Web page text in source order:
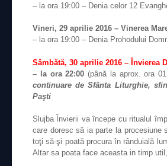
– la ora 19:00 – Denia celor 12
Vineri, 29 aprilie 2016 – Vinerea
– la ora 19:00 – Denia Prohodului
Sâmbătă, 30 aprilie 2016 – Învierea
– la ora 22:00(până la aprox. ora
continuare de Sfânta Liturghie,
Paşti
Slujba Învierii va începe cu ritualul
care doresc să ia parte la procesiune
toţi să-şi poată procura în rânduială
Altar sa poata face aceasta in timp